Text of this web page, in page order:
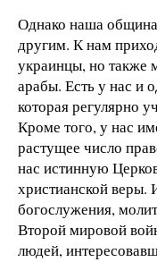
Однако наша община
другим. К нам
украинцы, но также
арабы. Есть у нас и
которая регулярно
Кроме того, у нас
растущее число
нас истинную
христианской
богослужения,
Второй мировой
людей,